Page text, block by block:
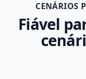
CENÁRIOS
Fiável